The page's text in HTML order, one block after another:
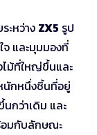
ะหว่าง ZX5 รูป
และมุมมองที่
ไม้ที่ใหญ่ขึ้นและ
นักหนึ่งชิ้นที่อยู่
กว่าเดิม และ
อมกับลักษณะ